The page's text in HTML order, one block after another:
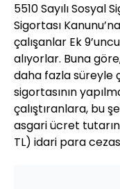
5510 Sayılı Sosyal
Sigortası
çalışanlar Ek
alıyorlar. Buna
daha fazla süreyle
sigortasının
çalıştıranlara, bu
asgari ücret
TL) idari para